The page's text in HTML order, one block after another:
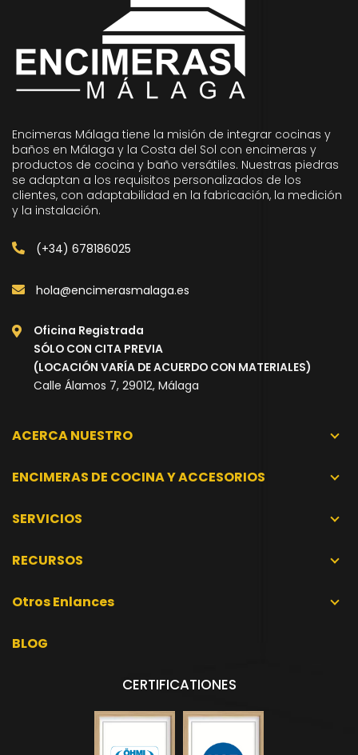
Encimeras Málaga tiene la misión de integrar cocinas y
baños en Málaga y la Costa del Sol con encimeras y
productos de cocina y baño versátiles. Nuestras piedras
se adaptan a los requisitos personalizados de los
clientes, con adaptabilidad en la fabricación, la medición
y la instalación.
(+34) 678186025
hola@encimerasmalaga.es
Oficina Registrada
SÓLO CON CITA PREVIA
(LOCACIÓN VARÍA DE ACUERDO CON MATERIALES)
Calle Álamos 7, 29012, Málaga
ACERCA NUESTRO
ENCIMERAS DE COCINA Y ACCESORIOS
SERVICIOS
RECURSOS
Otros Enlances
BLOG
CERTIFICATIONES